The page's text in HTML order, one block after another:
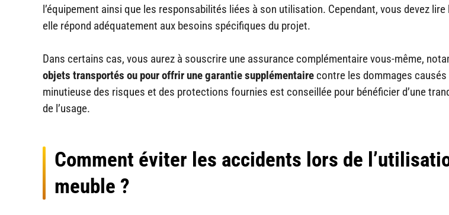
l’équipement ainsi que les responsabilités liées à son utilisation. Cependant, vous devez
elle répond adéquatement aux besoins spécifiques du projet.
Dans certains cas, vous aurez à souscrire une assurance complémentaire vous-même,
objets transportés ou pour offrir une garantie supplémentaire contre les dommages
minutieuse des risques et des protections fournies est conseillée pour bénéficier d’une
de l’usage.
Comment éviter les accidents lors de
meuble ?